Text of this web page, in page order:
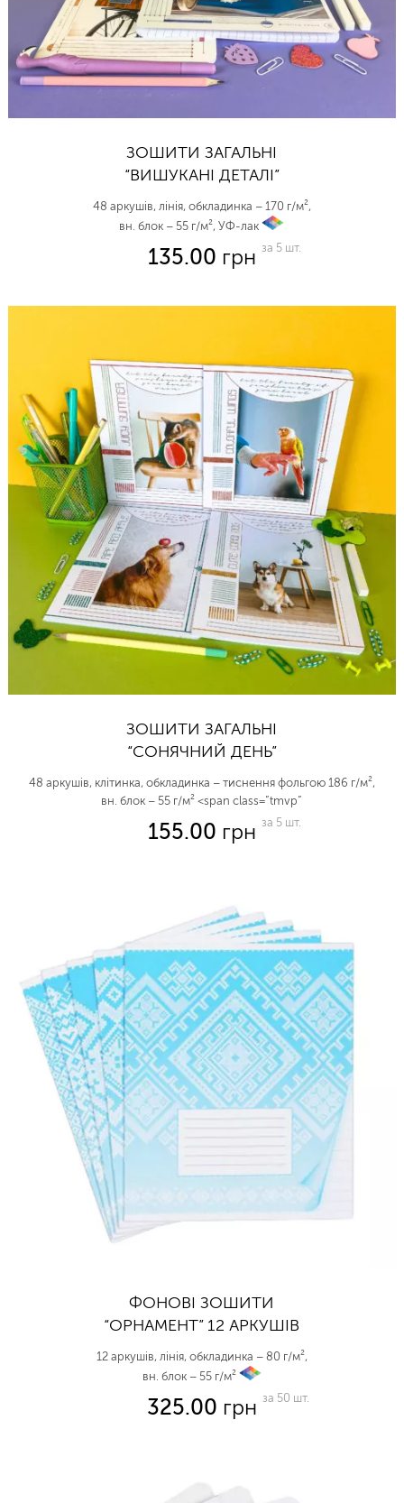
ЗОШИТИ ЗАГАЛЬНІ
“ВИШУКАНІ ДЕТАЛІ”
48 аркушів, лінія, обкладинка – 170 г/м²,
вн. блок – 55 г/м², УФ-лак
135.00 грн за 5 шт.
ЗОШИТИ ЗАГАЛЬНІ
“СОНЯЧНИЙ ДЕНЬ”
48 аркушів, клітинка, обкладинка – тиснення фольгою 186 г/м²,
вн. блок – 55 г/м² <span class=”tmvp”
155.00 грн за 5 шт.
ФОНОВІ ЗОШИТИ
“ОРНАМЕНТ” 12 АРКУШІВ
12 аркушів, лінія, обкладинка – 80 г/м²,
вн. блок – 55 г/м²
325.00 грн за 50 шт.